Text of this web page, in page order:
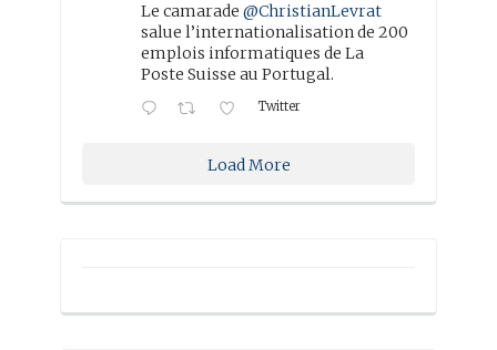
Le camarade @ChristianLevrat
salue l’internationalisation de 200
emplois informatiques de La
Poste Suisse au Portugal.
Twitter
Load More